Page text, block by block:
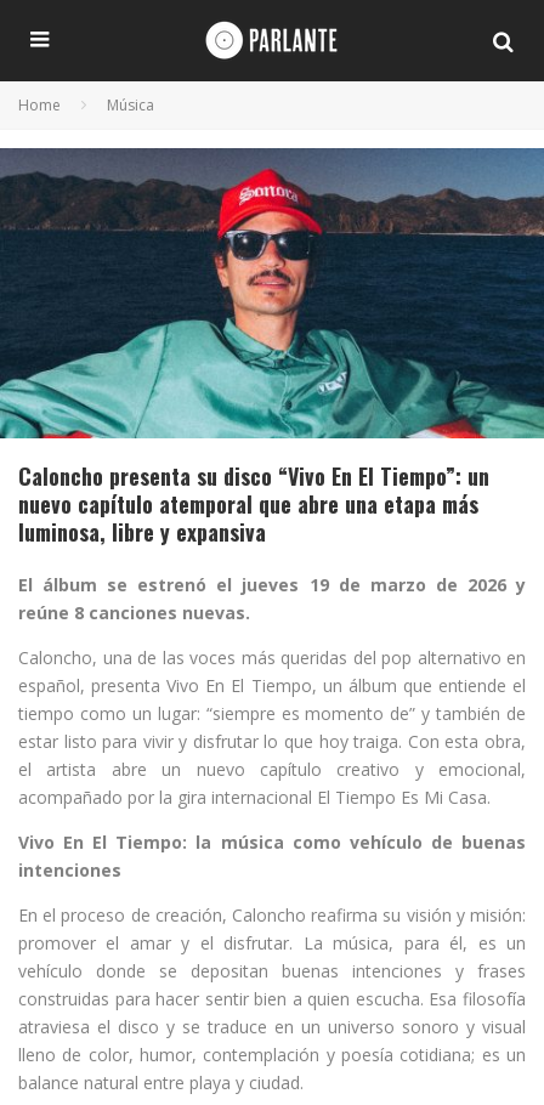
Home Música
Caloncho presenta su disco “Vivo En El Tiempo”: un
nuevo capítulo atemporal que abre una etapa más
luminosa, libre y expansiva
El álbum se estrenó el jueves 19 de marzo de 2026 y
reúne 8 canciones nuevas.
Caloncho, una de las voces más queridas del pop alternativo en
español, presenta Vivo En El Tiempo, un álbum que entiende el
tiempo como un lugar: “siempre es momento de” y también de
estar listo para vivir y disfrutar lo que hoy traiga. Con esta obra,
el artista abre un nuevo capítulo creativo y emocional,
acompañado por la gira internacional El Tiempo Es Mi Casa.
Vivo En El Tiempo: la música como vehículo de buenas
intenciones
En el proceso de creación, Caloncho reafirma su visión y misión:
promover el amar y el disfrutar. La música, para él, es un
vehículo donde se depositan buenas intenciones y frases
construidas para hacer sentir bien a quien escucha. Esa filosofía
atraviesa el disco y se traduce en un universo sonoro y visual
lleno de color, humor, contemplación y poesía cotidiana; es un
balance natural entre playa y ciudad.